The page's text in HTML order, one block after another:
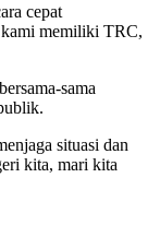
cepat
kami memiliki TRC,
sama
situasi dan
kita, mari kita